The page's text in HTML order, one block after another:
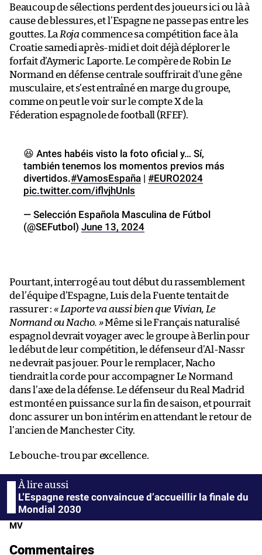
Beaucoup de sélections perdent des joueurs ici ou là à
cause de blessures, et l’Espagne ne passe pas entre les
gouttes. La Roja commence sa compétition face à la
Croatie samedi après-midi et doit déjà déplorer le
forfait d’Aymeric Laporte. Le compère de Robin Le
Normand en défense centrale souffrirait d’une gêne
musculaire, et s’est entraîné en marge du groupe,
comme on peut le voir sur le compte X de la
Féderation espagnole de football (RFEF).
😆 Antes habéis visto la foto oficial y… Sí,
también tenemos los momentos previos más
divertidos.#VamosEspaña | #EURO2024
pic.twitter.com/iflvjhUnls
— Selección Española Masculina de Fútbol
(@SEFutbol) June 13, 2024
Pourtant, interrogé au tout début du rassemblement
de l’équipe d’Espagne, Luis de la Fuente tentait de
rassurer :« Laporte va aussi bien que Vivian, Le
Normand ou Nacho. »Même si le Français naturalisé
espagnol devrait voyager avec le groupe à Berlin pour
le début de leur compétition, le défenseur d’Al-Nassr
ne devrait pas jouer. Pour le remplacer, Nacho
tiendrait la corde pour accompagner Le Normand
dans l’axe de la défense. Le défenseur du Real Madrid
est monté en puissance sur la fin de saison, et pourrait
donc assurer un bon intérim en attendant le retour de
l’ancien de Manchester City.
Le bouche-trou par excellence.
L’Espagne reste convaincue d’accueillir la finale du
Mondial 2030
MV
Commentaires